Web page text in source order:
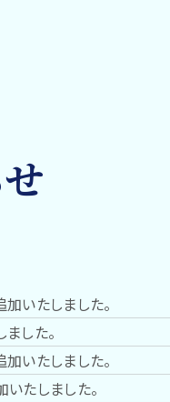
いたしました。
した。
いたしました。
たしました。